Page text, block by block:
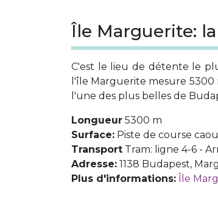
Île Marguerite:
C'est le lieu de détente le
l'île Marguerite mesure 5300
l'une des plus belles de
Longueur 5300 m
Surface: Piste de course
Transport Tram: ligne 4-6 -
Adresse: 1138 Budapest,
Plus d'informations: Île